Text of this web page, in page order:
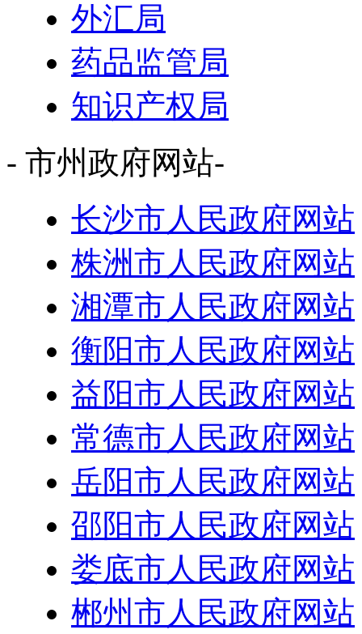
外汇局
药品监管局
知识产权局
- 市州政府网站-
长沙市人民政府网站
株洲市人民政府网站
湘潭市人民政府网站
衡阳市人民政府网站
益阳市人民政府网站
常德市人民政府网站
岳阳市人民政府网站
邵阳市人民政府网站
娄底市人民政府网站
郴州市人民政府网站